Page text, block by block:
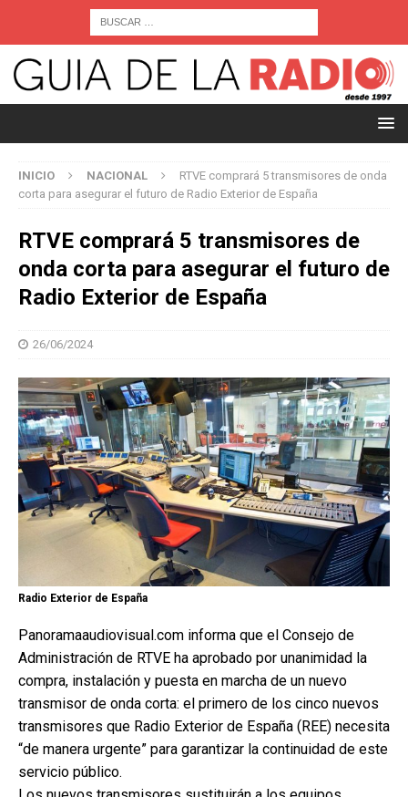
INICIO NACIONAL
RTVE comprará 5 transmisores de onda
corta para asegurar el futuro de Radio Exterior de España
RTVE comprará 5 transmisores de
onda corta para asegurar el futuro de
Radio Exterior de España
26/06/2024
Radio Exterior de España
Panoramaaudiovisual.com informa que el Consejo de
Administración de RTVE ha aprobado por unanimidad la
compra, instalación y puesta en marcha de un nuevo
transmisor de onda corta: el primero de los cinco nuevos
transmisores que Radio Exterior de España (REE) necesita
“de manera urgente” para garantizar la continuidad de este
servicio público.